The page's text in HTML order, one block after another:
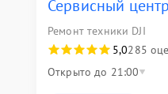
Сервисный
Ремонт техники DJI
5,0285
Открыто до 21:00